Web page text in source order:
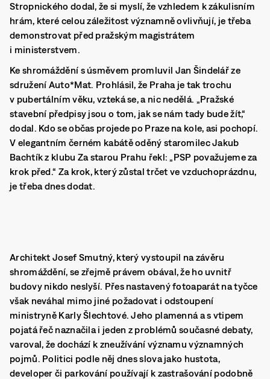
Stropnického dodal, že si myslí, že vzhledem k zákulisním
hrám, které celou záležitost významně ovlivňují, je třeba
demonstrovat před pražským magistrátem
i ministerstvem.
Ke shromáždění s úsměvem promluvil Jan Šindelář ze
sdružení Auto*Mat. Prohlásil, že Praha je tak trochu
v pubertálním věku, vzteká se, a nic nedělá. „Pražské
stavební předpisy jsou o tom, jak se nám tady bude žít,“
dodal. Kdo se občas projede po Praze na kole, asi pochopí.
V elegantním černém kabátě oděný staromilec Jakub
Bachtík z klubu Za starou Prahu řekl: „PSP považujeme za
krok před.“ Za krok, který zůstal trčet ve vzduchoprázdnu,
je třeba dnes dodat.
Architekt Josef Smutný, který vystoupil na závěru
shromáždění, se zřejmě právem obával, že ho uvnitř
budovy nikdo neslyší. Přes nastavený fotoaparát na tyčce
však neváhal mimo jiné požadovat i odstoupení
ministryně Karly Šlechtové. Jeho plamenná a s vtipem
pojatá řeč naznačila i jeden z problémů současné debaty,
varoval, že dochází k zneužívání významu významných
pojmů. Politici podle něj dnes slova jako hustota,
developer či parkování používají k zastrašování podobně